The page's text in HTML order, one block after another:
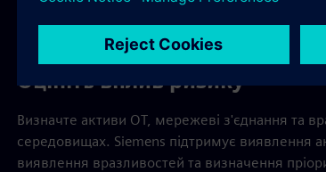
Оцініть вплив ризику
Визначте активи OT, мережеві з'єднання та
середовищах. Siemens підтримує виявлення
виявлення вразливостей та визначення